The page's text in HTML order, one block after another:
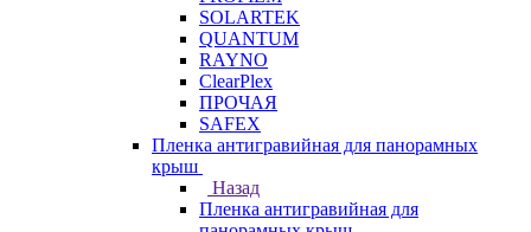
SOLARTEK
QUANTUM
RAYNO
ClearPlex
ПРОЧАЯ
SAFEX
Пленка антигравийная для панорамных
крыш
Назад
Пленка антигравийная для